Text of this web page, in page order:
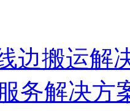
边搬运解
务解决方